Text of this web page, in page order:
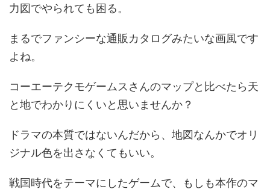
力図でやられても困る。
まるでファンシーな通販カタログみたいな画風です
よね。
コーエーテクモゲームスさんのマップと比べたら天
と地でわかりにくいと思いませんか？
ドラマの本質ではないんだから、地図なんかでオリ
ジナル色を出さなくてもいい。
戦国時代をテーマにしたゲームで、もしも本作のマ